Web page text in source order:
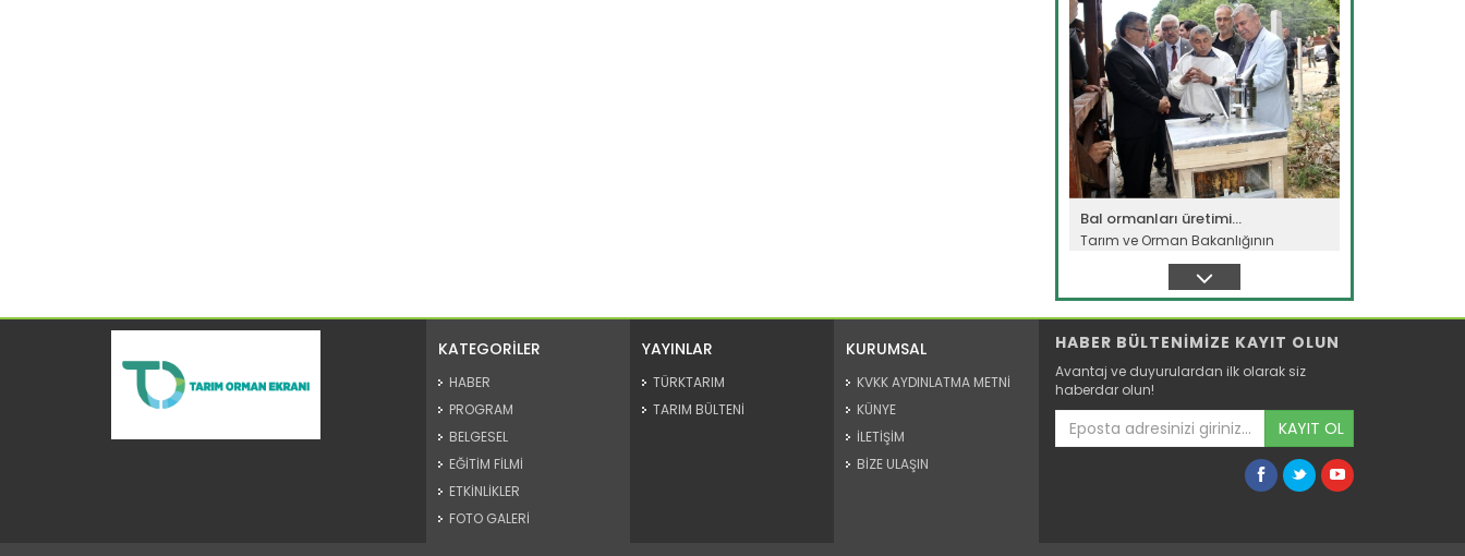
Devamını Oku ->
Bal ormanları üretimi...
Tarım ve Orman Bakanlığının
"Devletimiz tüm imkanlarıyla...
KATEGORİLER
HABER
PROGRAM
BELGESEL
EĞİTİM FİLMİ
ETKİNLİKLER
FOTO GALERİ
YAYINLAR
TÜRKTARIM
TARIM BÜLTENİ
KURUMSAL
KVKK AYDINLATMA METNİ
KÜNYE
İLETİŞİM
BİZE ULAŞIN
HABER BÜLTENİMİZE KAYIT OLUN
Avantaj ve duyurulardan ilk olarak siz
haberdar olun!
KAYIT OL